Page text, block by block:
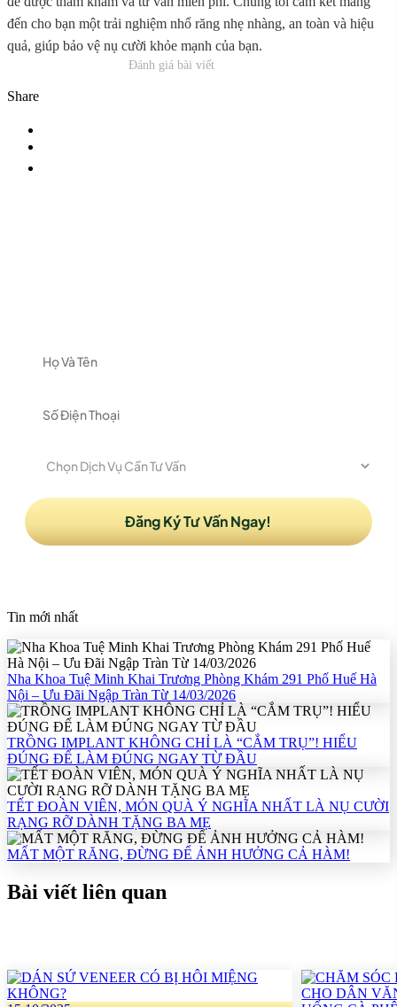
đến cho bạn một trải nghiệm nhổ răng nhẹ nhàng, an toàn và hiệu
quả, giúp bảo vệ nụ cười khỏe mạnh của bạn.
Đánh giá bài viết
Share
Tin mới nhất
Nha Khoa Tuệ Minh Khai Trương Phòng Khám 291 Phố Huế Hà
Nội – Ưu Đãi Ngập Tràn Từ 14/03/2026
TRỒNG IMPLANT KHÔNG CHỈ LÀ “CẮM TRỤ”! HIỂU
ĐÚNG ĐỂ LÀM ĐÚNG NGAY TỪ ĐẦU
TẾT ĐOÀN VIÊN, MÓN QUÀ Ý NGHĨA NHẤT LÀ NỤ CƯỜI
RẠNG RỠ DÀNH TẶNG BA MẸ
MẤT MỘT RĂNG, ĐỪNG ĐỂ ẢNH HƯỞNG CẢ HÀM!
Bài viết liên quan